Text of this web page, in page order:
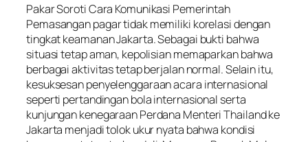
Pakar Soroti Cara Komunikasi Pemerintah
Pemasangan pagar tidak memiliki korelasi dengan
tingkat keamanan Jakarta. Sebagai bukti bahwa
situasi tetap aman, kepolisian memaparkan bahwa
berbagai aktivitas tetap berjalan normal. Selain itu,
kesuksesan penyelenggaraan acara internasional
seperti pertandingan bola internasional serta
kunjungan kenegaraan Perdana Menteri Thailand ke
Jakarta menjadi tolok ukur nyata bahwa kondisi